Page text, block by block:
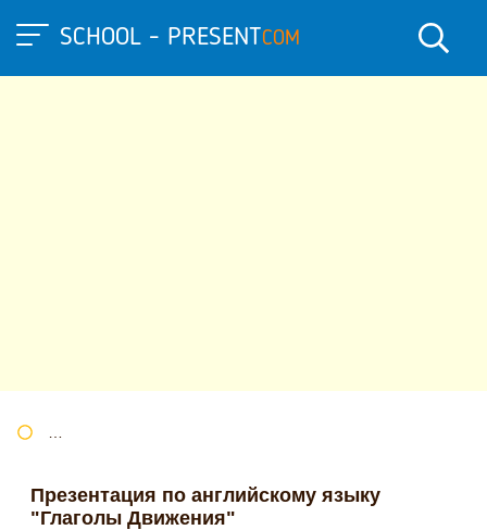
SCHOOL - PRESENTCOM
Презентация по английскому языку
"Глаголы Движения"